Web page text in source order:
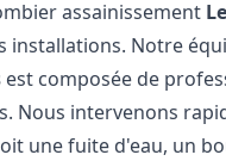
assainissement
Notre
est composée de
Nous intervenons
une fuite d'eau, un